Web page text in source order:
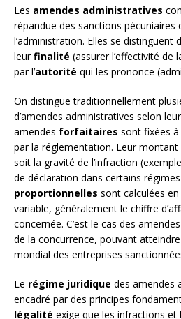
Les amendes administratives
répandue des sanctions pécuniaires
l’administration. Elles se distinguent
leurfinalité (assurer l’effectivité de
par l’autorité qui les prononce
On distingue traditionnellement
d’amendes administratives selon leur
amendes forfaitaires sont fixées
par la réglementation. Leur montant
soit la gravité de l’infraction
de déclaration dans certains
proportionnelles sont calculées
variable, généralement le chiffre
concernée. C’est le cas des
de la concurrence, pouvant
mondial des entreprises
Le régime juridique des amendes
encadré par des principes
légalité exige que les infractions